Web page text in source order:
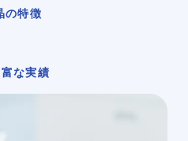
の特徴
な実績